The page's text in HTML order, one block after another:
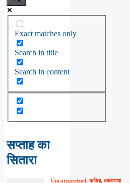
Exact matches only
Search in title
Search in content
सप्ताह का
सितारा
Uncategorized,कविता,काव्यभाषा